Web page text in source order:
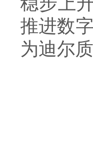
推进数
为迪尔